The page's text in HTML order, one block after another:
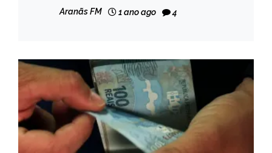
Aranãs FM 1 ano ago 4